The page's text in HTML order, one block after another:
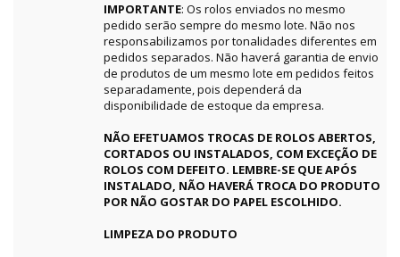
IMPORTANTE: Os rolos enviados no mesmo
pedido serão sempre do mesmo lote. Não nos
responsabilizamos por tonalidades diferentes em
pedidos separados. Não haverá garantia de envio
de produtos de um mesmo lote em pedidos feitos
separadamente, pois dependerá da
disponibilidade de estoque da empresa.
NÃO EFETUAMOS TROCAS DE ROLOS ABERTOS,
CORTADOS OU INSTALADOS, COM EXCEÇÃO DE
ROLOS COM DEFEITO. LEMBRE-SE QUE APÓS
INSTALADO, NÃO HAVERÁ TROCA DO PRODUTO
POR NÃO GOSTAR DO PAPEL ESCOLHIDO.
LIMPEZA DO PRODUTO